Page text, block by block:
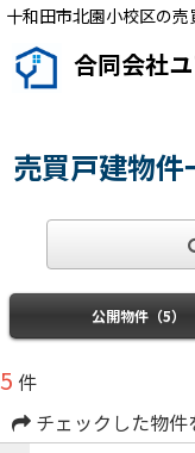
十和田市北園小校区の
合同会社
売買戸建物件
公開物件（5）
5 件
チェックした物件